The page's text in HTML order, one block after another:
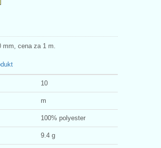
cena za 1 m.
10
m
100% polyester
9.4 g